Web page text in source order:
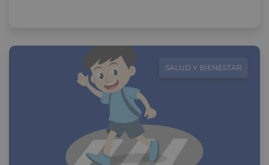
SALUD Y BIENESTAR